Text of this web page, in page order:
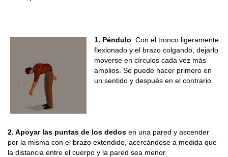
1. Péndulo . Con el tronco ligeramente
flexionado y el brazo colgando, dejarlo
moverse en círculos cada vez más
amplios. Se puede hacer primero en
un sentido y después en el contrario.
2. Apoyar las puntas de los dedos en una pared y ascender
por la misma con el brazo extendido, acercándose a medida que
la distancia entre el cuerpo y la pared sea menor.